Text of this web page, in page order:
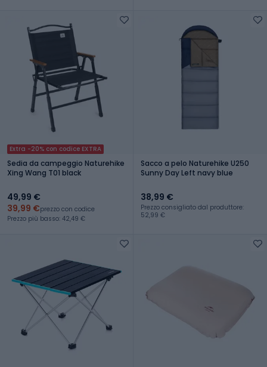
Extra -20% con codice EXTRA
Sedia da campeggio Naturehike
Xing Wang T01 black
49,99 €
39,99 €prezzo con codice
Prezzo più basso: 42,49 €
Sacco a pelo Naturehike U250
Sunny Day Left navy blue
38,99 €
Prezzo consigliato dal produttore:
52,99 €